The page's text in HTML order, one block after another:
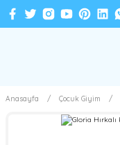
Anasayfa Çocuk Giyim